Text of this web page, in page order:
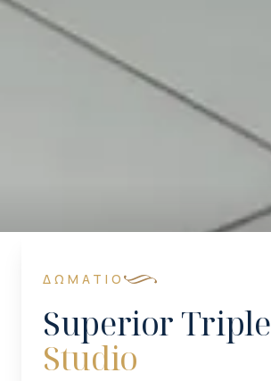
ΔΩΜΆΤΙΟ
Superior Triple
Studio